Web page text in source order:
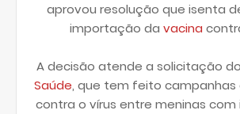
aprovou resolução que isenta
importação da vacina
A decisão atende a solicitação do
Saúde, que tem feito campanhas
contra o vírus entre meninas